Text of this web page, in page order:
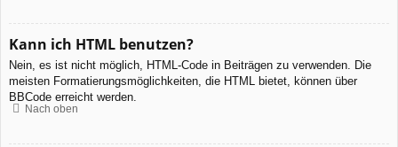
Kann ich HTML benutzen?
Nein, es ist nicht möglich, HTML-Code in Beiträgen zu verwenden. Die
meisten Formatierungsmöglichkeiten, die HTML bietet, können über
BBCode erreicht werden.
Nach oben